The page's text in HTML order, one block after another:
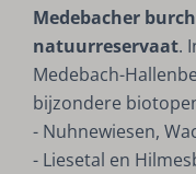
Medebacher
natuurreservaat.
Medebach-
bijzondere
- Nuhnewiesen,
- Liesetal en